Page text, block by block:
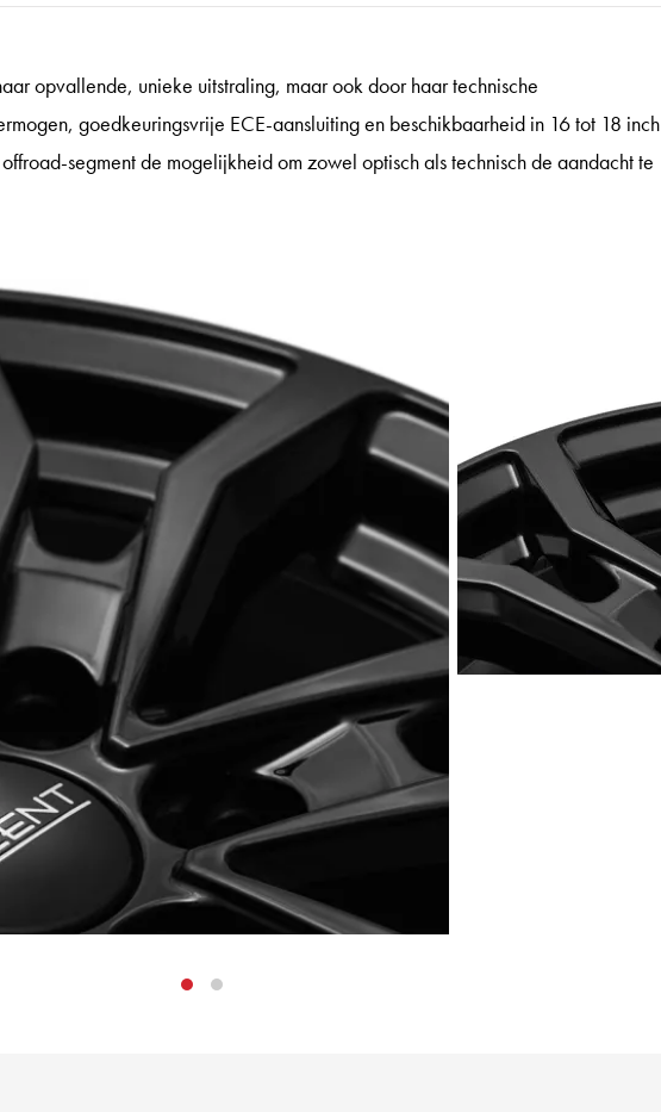
opvallende, unieke uitstraling, maar ook door haar technische
goedkeuringsvrije ECE-aansluiting en beschikbaarheid in 16 tot 18 inch
segment de mogelijkheid om zowel optisch als technisch de aandacht te